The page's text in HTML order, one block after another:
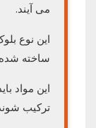
می آیند.
این نوع
ساخته
این مواد
ترکیب